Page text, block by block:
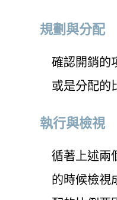
規劃與分配
確認開銷的
或是分配的
執行與檢視
循著上述兩
的時候檢視